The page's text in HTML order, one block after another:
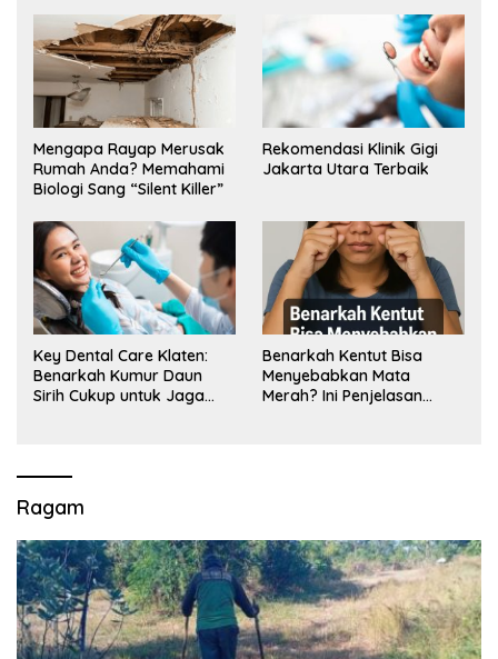
Mengapa Rayap Merusak
Rumah Anda? Memahami
Biologi Sang “Silent Killer”
Rekomendasi Klinik Gigi
Jakarta Utara Terbaik
Key Dental Care Klaten:
Benarkah Kumur Daun
Sirih Cukup untuk Jaga
Benarkah Kentut Bisa
Menyebabkan Mata
Merah? Ini Penjelasan
Ragam